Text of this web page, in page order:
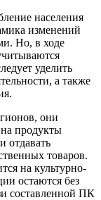
населения
изменений
Но, в ходе
уделить
а также
они
продукты
отдавать
товаров.
на культурно-
остаются без
составленной ПК